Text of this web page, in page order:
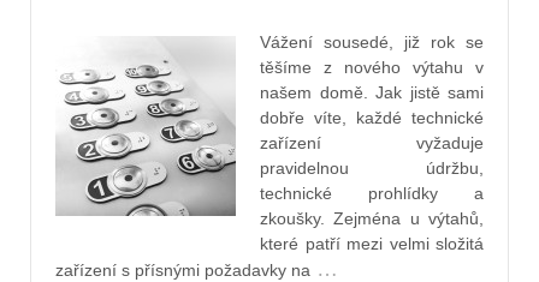
Vážení sousedé, již rok se
těšíme z nového výtahu v
našem domě. Jak jistě sami
dobře víte, každé technické
zařízení vyžaduje
pravidelnou údržbu,
technické prohlídky a
zkoušky. Zejména u výtahů,
které patří mezi velmi složitá
zařízení s přísnými požadavky na …